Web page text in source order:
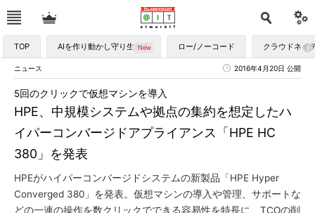
TOP AIを作り動かし守り生かす ロー/ノーコード クラウドネイ
ニュース 2016年4月20日 公開
HPE、中規模システムや拠点の集約を想定したハ
イパーコンバージドアプライアンス「HPE HC
380」を発表
5回のクリックで仮想マシンを導入
HPEがハイパーコンバージドシステムの新製品「HPE Hyper
Converged 380」を発表。仮想マシンの導入や管理、サポートな
どの一連の操作を数クリックでできる容易性を特長に、TCOの削